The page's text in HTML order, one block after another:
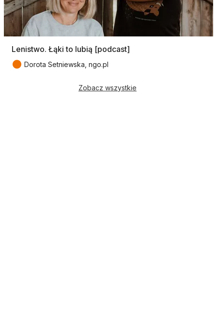
Lenistwo. Łąki to lubią [podcast]
● Dorota Setniewska, ngo.pl
Zobacz wszystkie